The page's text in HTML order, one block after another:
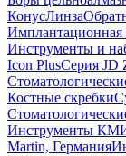
КонусЛинза
Имплантационная
Инструменты и
Icon PlusСерия JD
Костные скребки
Инструменты
Martin, Германия